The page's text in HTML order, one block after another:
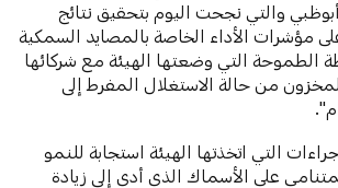
والتي نجحت اليوم بتحقيق نتائج
مؤشرات الأداء الخاصة بالمصايد السمكية
الطموحة التي وضعتها الهيئة مع شركائها
من حالة الاستغلال المفرط إلى
التي اتخذتها الهيئة استجابة للنمو
على الأسماك الذي أدى إلى زيادة